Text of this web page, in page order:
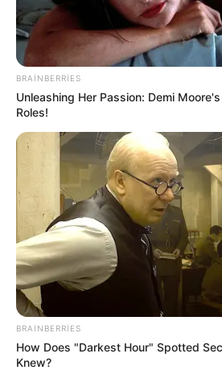
1
Xəbər xoşunuza gəldi? Sosial
BRAINBERRIES
Unleashing Her Passion: Demi
Roles!
BRAINBERRIES
How Does "Darkest Hour" Spotted
Knew?